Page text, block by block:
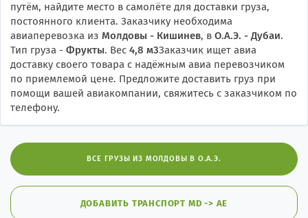
путём, найдите место в самолёте для доставки груза,
постоянного клиента. Заказчику необходима
авиаперевозка из Молдовы - Кишинев, в О.А.Э. - Дубаи.
Тип груза - Фрукты. Вес 4,8 м3Заказчик ищет авиа
доставку своего товара с надёжным авиа перевозчиком
по приемлемой цене. Предложите доставить груз при
помощи вашей авиакомпании, свяжитесь с заказчиком по
телефону.
ВСЕ ГРУЗЫ ИЗ МОЛДОВЫ В О.А.Э.
ДОБАВИТЬ ТРАНСПОРТ MD -> AE